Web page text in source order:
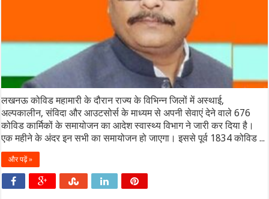
लखनऊ कोविड महामारी के दौरान राज्य के विभिन्न जिलों में अस्थाई,
अल्पकालीन, संविदा और आउटसोर्स के माध्यम से अपनी सेवाएं देने वाले 676
कोविड कार्मिकों के समायोजन का आदेश स्वास्थ्य विभाग ने जारी कर दिया है।
एक महीने के अंदर इन सभी का समायोजन हो जाएगा। इससे पूर्व 1834 कोविड ...
और पढ़ें »